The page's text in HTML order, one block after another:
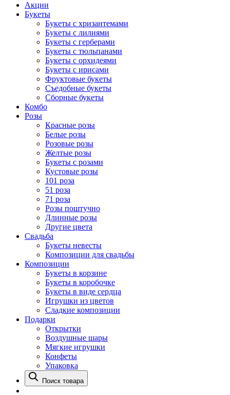
Акции
Букеты
Букеты с хризантемами
Букеты с лилиями
Букеты с герберами
Букеты с тюльпанами
Букеты с орхидеями
Букеты с ирисами
Фруктовые букеты
Съедобные букеты
Сборные букеты
Комбо
Розы
Красные розы
Белые розы
Розовые розы
Желтые розы
Букеты с розами
Кустовые розы
101 роза
51 роза
71 роза
Розы поштучно
Длинные розы
Другие цвета
Свадьба
Букеты невесты
Композиции для свадьбы
Композиции
Букеты в корзине
Букеты в коробочке
Букеты в виде сердца
Игрушки из цветов
Сладкие композиции
Подарки
Открытки
Воздушные шары
Мягкие игрушки
Конфеты
Упаковка
Поиск товара